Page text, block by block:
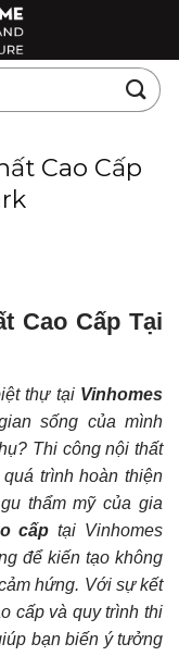
Cao Cấp
Cao Cấp Tại
thự tại Vinhomes
sống của mình
Thi công nội thất
trình hoàn thiện
thẩm mỹ của gia
cấp tại Vinhomes
để kiến tạo không
hứng. Với sự kết
cấp và quy trình thi
bạn biến ý tưởng